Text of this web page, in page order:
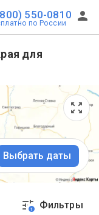
550-0810
по России
для
Выбрать даты
1 Фильтры